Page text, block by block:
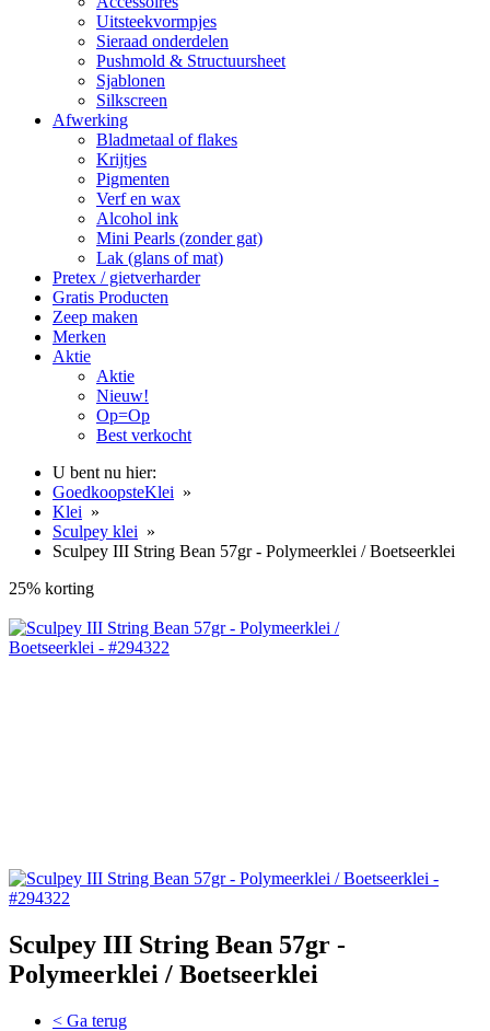
Uitsteekvormpjes
Sieraad onderdelen
Pushmold & Structuursheet
Sjablonen
Silkscreen
Afwerking
Bladmetaal of flakes
Krijtjes
Pigmenten
Verf en wax
Alcohol ink
Mini Pearls (zonder gat)
Lak (glans of mat)
Pretex / gietverharder
Gratis Producten
Zeep maken
Merken
Aktie
Aktie
Nieuw!
Op=Op
Best verkocht
U bent nu hier:
GoedkoopsteKlei »
Klei »
Sculpey klei »
Sculpey III String Bean 57gr - Polymeerklei / Boetseerklei
25% korting
Sculpey III String Bean 57gr -
Polymeerklei / Boetseerklei
< Ga terug